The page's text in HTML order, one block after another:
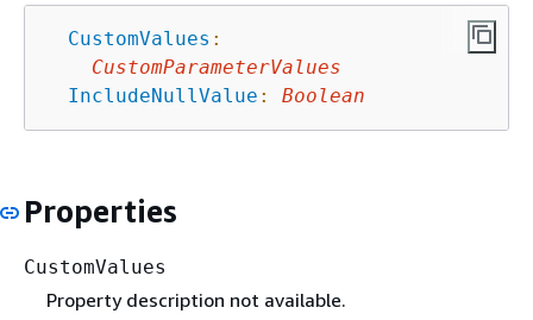
CustomValues :
CustomParameterValues
IncludeNullValue : Boolean
Properties
CustomValues
Property description not available.